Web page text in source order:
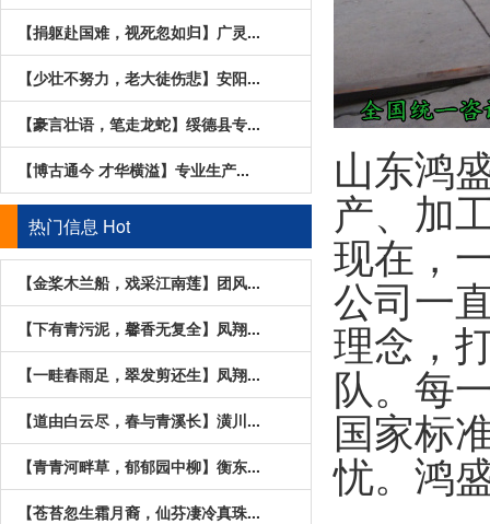
【捐躯赴国难，视死忽如归】广灵...
【少壮不努力，老大徒伤悲】安阳...
【豪言壮语，笔走龙蛇】绥德县专...
【博古通今 才华横溢】专业生产...
热门信息 Hot
【金桨木兰船，戏采江南莲】团风...
【下有青污泥，馨香无复全】凤翔...
【一畦春雨足，翠发剪还生】凤翔...
【道由白云尽，春与青溪长】潢川...
【青青河畔草，郁郁园中柳】衡东...
【苍苔忽生霜月裔，仙芬凄冷真珠...
山东鸿
产、加
现在，
公司一
理念，
队。每
国家标
忧。鸿